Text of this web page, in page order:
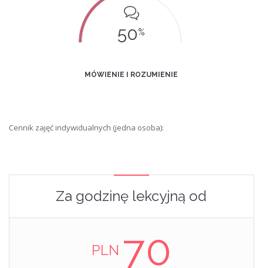
50%
MÓWIENIE I ROZUMIENIE
Cennik zajęć indywidualnych (jedna osoba):
Za godzinę lekcyjną od
PLN 70